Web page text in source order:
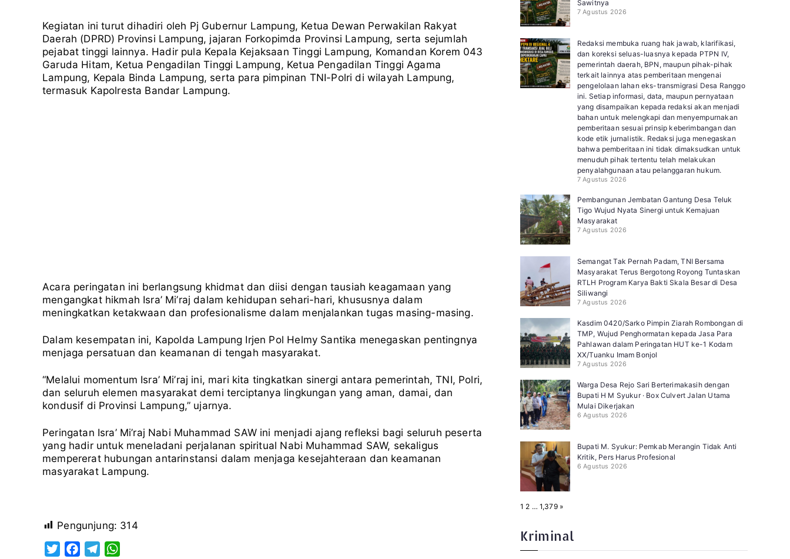
Kegiatan ini turut dihadiri oleh Pj Gubernur Lampung, Ketua Dewan Perwakilan Rakyat
Daerah (DPRD) Provinsi Lampung, jajaran Forkopimda Provinsi Lampung, serta sejumlah
pejabat tinggi lainnya. Hadir pula Kepala Kejaksaan Tinggi Lampung, Komandan Korem 043
Garuda Hitam, Ketua Pengadilan Tinggi Lampung, Ketua Pengadilan Tinggi Agama
Lampung, Kepala Binda Lampung, serta para pimpinan TNI-Polri di wilayah Lampung,
termasuk Kapolresta Bandar Lampung.
Acara peringatan ini berlangsung khidmat dan diisi dengan tausiah keagamaan yang
mengangkat hikmah Isra’ Mi’raj dalam kehidupan sehari-hari, khususnya dalam
meningkatkan ketakwaan dan profesionalisme dalam menjalankan tugas masing-masing.
Dalam kesempatan ini, Kapolda Lampung Irjen Pol Helmy Santika menegaskan pentingnya
menjaga persatuan dan keamanan di tengah masyarakat.
“Melalui momentum Isra’ Mi’raj ini, mari kita tingkatkan sinergi antara pemerintah, TNI, Polri,
dan seluruh elemen masyarakat demi terciptanya lingkungan yang aman, damai, dan
kondusif di Provinsi Lampung,” ujarnya.
Peringatan Isra’ Mi’raj Nabi Muhammad SAW ini menjadi ajang refleksi bagi seluruh peserta
yang hadir untuk meneladani perjalanan spiritual Nabi Muhammad SAW, sekaligus
mempererat hubungan antarinstansi dalam menjaga kesejahteraan dan keamanan
masyarakat Lampung.
Pengunjung: 314
Sawitnya
7 Agustus 2026
Redaksi membuka ruang hak jawab, klarifikasi,
dan koreksi seluas-luasnya kepada PTPN IV,
pemerintah daerah, BPN, maupun pihak-pihak
terkait lainnya atas pemberitaan mengenai
pengelolaan lahan eks-transmigrasi Desa Ranggo
ini. Setiap informasi, data, maupun pernyataan
yang disampaikan kepada redaksi akan menjadi
bahan untuk melengkapi dan menyempurnakan
pemberitaan sesuai prinsip keberimbangan dan
kode etik jurnalistik. Redaksi juga menegaskan
bahwa pemberitaan ini tidak dimaksudkan untuk
menuduh pihak tertentu telah melakukan
penyalahgunaan atau pelanggaran hukum.
7 Agustus 2026
Pembangunan Jembatan Gantung Desa Teluk
Tigo Wujud Nyata Sinergi untuk Kemajuan
Masyarakat
7 Agustus 2026
Semangat Tak Pernah Padam, TNI Bersama
Masyarakat Terus Bergotong Royong Tuntaskan
RTLH Program Karya Bakti Skala Besar di Desa
Siliwangi
7 Agustus 2026
Kasdim 0420/Sarko Pimpin Ziarah Rombongan di
TMP, Wujud Penghormatan kepada Jasa Para
Pahlawan dalam Peringatan HUT ke-1 Kodam
XX/Tuanku Imam Bonjol
7 Agustus 2026
Warga Desa Rejo Sari Berterimakasih dengan
Bupati H M Syukur · Box Culvert Jalan Utama
Mulai Dikerjakan
6 Agustus 2026
Bupati M. Syukur: Pemkab Merangin Tidak Anti
Kritik, Pers Harus Profesional
6 Agustus 2026
P
:
1 2 … 1,379 N
»
Kriminal